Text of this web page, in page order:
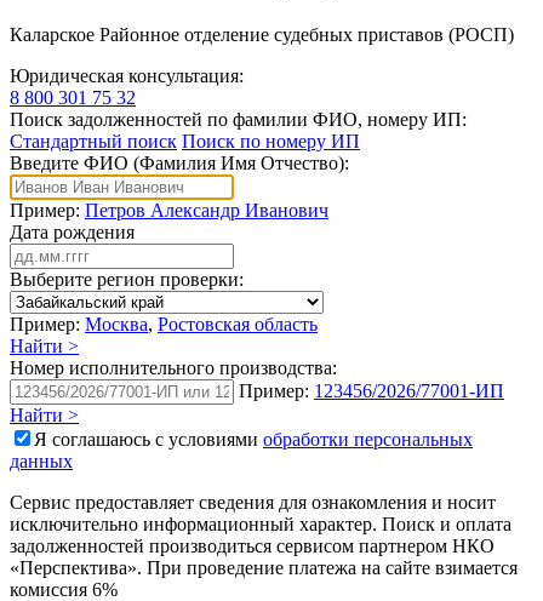
Каларское Районное отделение судебных приставов (РОСП)
Юридическая консультация:
8 800 301 75 32
Поиск задолженностей по фамилии ФИО, номеру ИП:
Стандартный поиск Поиск по номеру ИП
Введите ФИО (Фамилия Имя Отчество):
Пример: Петров Александр Иванович
Дата рождения
Выберите регион проверки:
Пример: Москва, Ростовская область
Найти >
Номер исполнительного производства:
Пример: 123456/2026/77001-ИП
Найти >
Я соглашаюсь с условиями обработки персональных
данных
Сервис предоставляет сведения для ознакомления и носит
исключительно информационный характер. Поиск и оплата
задолженностей производиться сервисом партнером НКО
«Перспектива». При проведение платежа на сайте взимается
комиссия 6%